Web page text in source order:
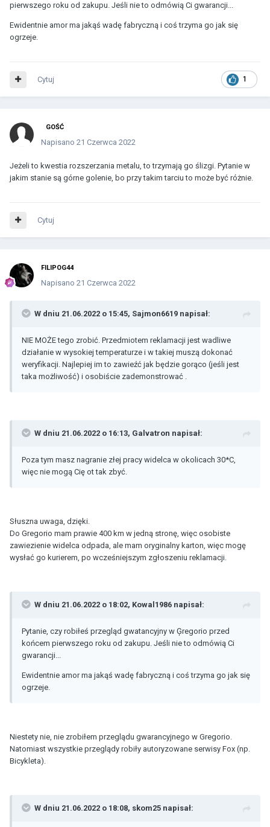
pierwszego roku od zakupu. Jeśli nie to odmówią Ci gwarancji...
Ewidentnie amor ma jakąś wadę fabryczną i coś trzyma go jak się
ogrzeje.
1
Cytuj
GOŚĆ
Napisano 21 Czerwca 2022
Jeżeli to kwestia rozszerzania metalu, to trzymają go ślizgi. Pytanie w
jakim stanie są górne golenie, bo przy takim tarciu to może być różnie.
Cytuj
FILIPOG44
Napisano 21 Czerwca 2022
W dniu 21.06.2022 o 15:45, Sajmon6619 napisał:
NIE MOŻE tego zrobić. Przedmiotem reklamacji jest wadliwe
działanie w wysokiej temperaturze i w takiej muszą dokonać
weryfikacji. Najlepiej im to zawieźć jak będzie gorąco (jeśli jest
taka możliwość) i osobiście zademonstrować .
W dniu 21.06.2022 o 16:13, Galvatron napisał:
Poza tym masz nagranie złej pracy widelca w okolicach 30*C,
więc nie mogą Cię ot tak zbyć.
Słuszna uwaga, dzięki.
Do Gregorio mam prawie 400 km w jedną stronę, więc osobiste
zawiezienie widelca odpada, ale mam oryginalny karton, więc mogę
wysłać go kurierem, po wcześniejszym zgłoszeniu reklamacji.
W dniu 21.06.2022 o 18:02, Kowal1986 napisał:
Pytanie, czy robiłeś przegląd gwatancyjny w Ģregorio przed
końcem pierwszego roku od zakupu. Jeśli nie to odmówią Ci
gwarancji...
Ewidentnie amor ma jakąś wadę fabryczną i coś trzyma go jak się
ogrzeje.
Niestety nie, nie zrobiłem przeglądu gwarancyjnego w Gregorio.
Natomiast wszystkie przeglądy robiły autoryzowane serwisy Fox (np.
Bicykleta).
W dniu 21.06.2022 o 18:08, skom25 napisał: